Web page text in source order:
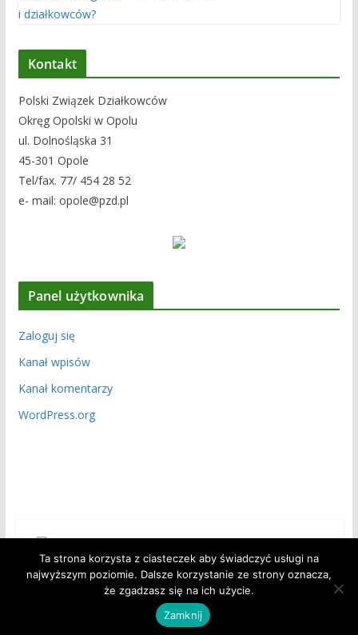
Kontakt
Polski Związek Działkowców
Okręg Opolski w Opolu
ul. Dolnośląska 31
45-301 Opole
Tel/fax. 77/ 454 28 52
e- mail: opole@pzd.pl
Panel użytkownika
Zaloguj się
Kanał wpisów
Kanał komentarzy
WordPress.org
Copyright © 2026Polski Związek Działkowców – Okręg
. Powered byColorMag
Ta strona korzysta z ciasteczek aby świadczyć usługi na
najwyższym poziomie. Dalsze korzystanie ze strony oznacza,
że zgadzasz się na ich użycie.
Zamknij